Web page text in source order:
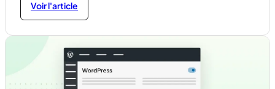
Voir l'article